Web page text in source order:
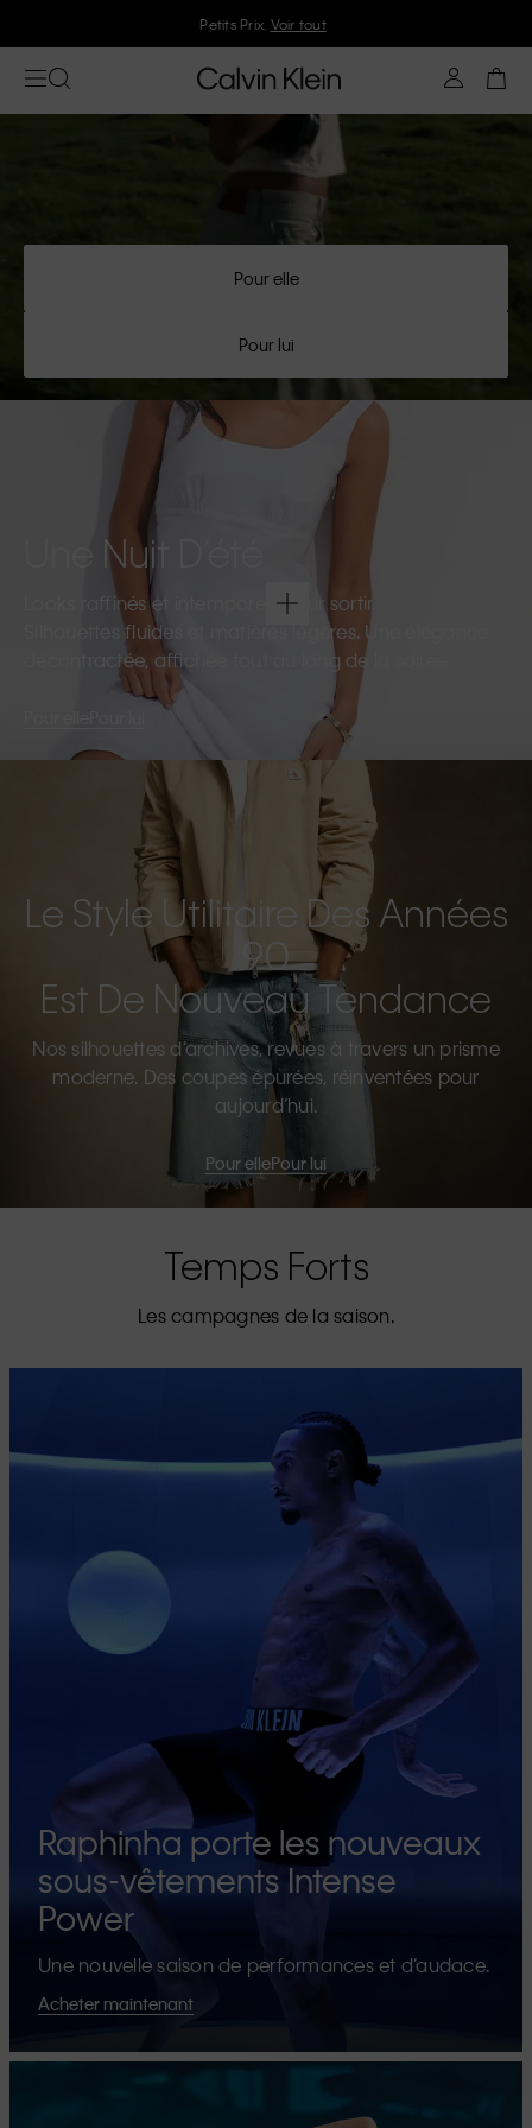
Rejoignez Calvin Klein et profitez de 10 % de réduction
Pour elle
Pour lui
Une Nuit D’été
Looks raffinés et intemporels pour sortir.
Silhouettes fluides et matières légères. Une élégance
décontractée, affichée tout au long de la soirée.
Le Style Utilitaire Des Années
90
Est De Nouveau Tendance
Nos silhouettes d’archives, revues à travers un prisme
moderne. Des coupes épurées, réinventées pour
aujourd’hui.
Pour ellePour lui
Temps Forts
Les campagnes de la saison.
Raphinha porte les nouveaux
sous-vêtements Intense
Power
Une nouvelle saison de performances et d’audace.
Acheter maintenant